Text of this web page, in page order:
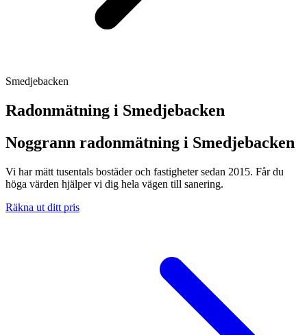
Smedjebacken
Radonmätning i Smedjebacken
Noggrann radonmätning i Smedjebacken
Vi har mätt tusentals bostäder och fastigheter sedan 2015. Får du
höga värden hjälper vi dig hela vägen till sanering.
Räkna ut ditt pris